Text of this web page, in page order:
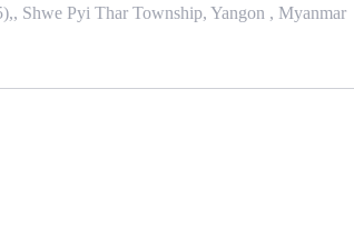
Shwe Pyi Thar Township, Yangon , Myanmar